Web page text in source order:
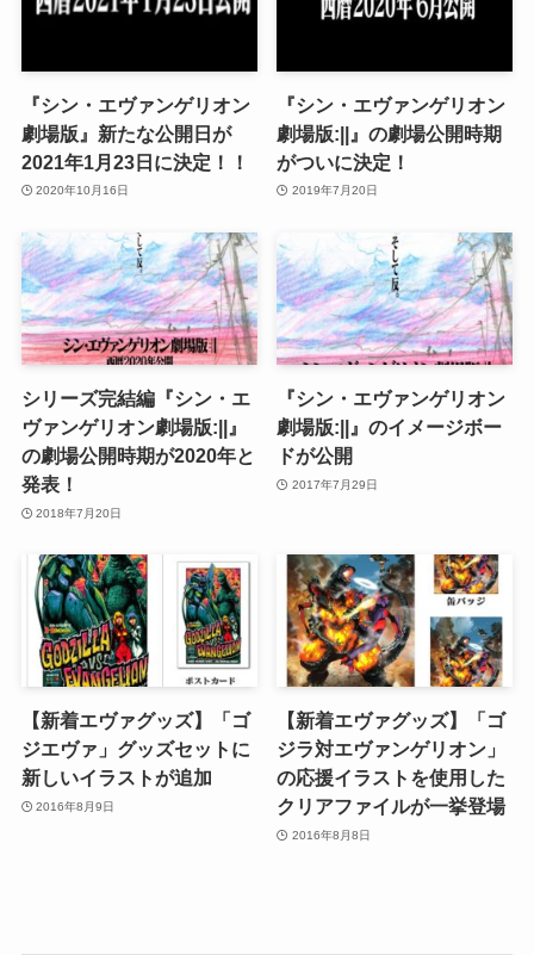
『シン・エヴァンゲリオン
劇場版』新たな公開日が
2021年1月23日に決定！！
2020年10月16日
『シン・エヴァンゲリオン
劇場版:||』の劇場公開時期
がついに決定！
2019年7月20日
シリーズ完結編『シン・エ
ヴァンゲリオン劇場版:||』
の劇場公開時期が2020年と
発表！
2018年7月20日
『シン・エヴァンゲリオン
劇場版:||』のイメージボー
ドが公開
2017年7月29日
【新着エヴァグッズ】「ゴ
ジエヴァ」グッズセットに
新しいイラストが追加
2016年8月9日
【新着エヴァグッズ】「ゴ
ジラ対エヴァンゲリオン」
の応援イラストを使用した
クリアファイルが一挙登場
2016年8月8日